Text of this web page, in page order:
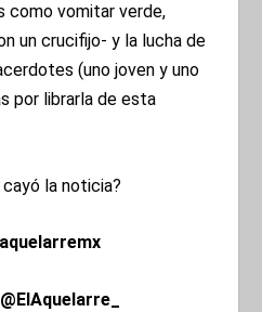
como vomitar verde,
un crucifijo- y la lucha de
(uno joven y uno
por librarla de esta
la noticia?